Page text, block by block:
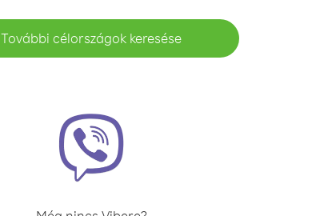
További célországok keresése